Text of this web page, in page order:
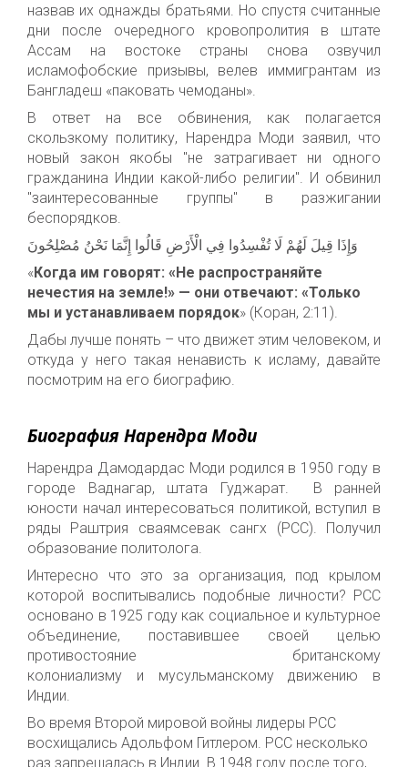
назвав их однажды братьями. Но спустя считанные
дни после очередного кровопролития в штате
Ассам на востоке страны снова озвучил
исламофобские призывы, велев иммигрантам из
Бангладеш «паковать чемоданы».
В ответ на все обвинения, как полагается
скользкому политику, Нарендра Моди заявил, что
новый закон якобы "не затрагивает ни одного
гражданина Индии какой-либо религии". И обвинил
"заинтересованные группы" в разжигании
беспорядков.
وَإِذَا قِيلَ لَهُمْ لَا تُفْسِدُوا فِي الْأَرْضِ قَالُوا إِنَّمَا نَحْنُ مُصْلِحُونَ
«Когда им говорят: «Не распространяйте
нечестия на земле!» — они отвечают: «Только
мы и устанавливаем порядок» (Коран, 2:11).
Дабы лучше понять – что движет этим человеком, и
откуда у него такая ненависть к исламу, давайте
посмотрим на его биографию.
Биография Нарендра Моди
Нарендра Дамодардас Моди родился в 1950 году в
городе Ваднагар, штата Гуджарат. В ранней
юности начал интересоваться политикой, вступил в
ряды Раштрия сваямсевак сангх (РСС). Получил
образование политолога.
Интересно что это за организация, под крылом
которой воспитывались подобные личности? РСС
основано в 1925 году как социальное и культурное
объединение, поставившее своей целью
противостояние британскому
колониализму и мусульманскому движению в
Индии.
Во время Второй мировой войны лидеры РСС
восхищались Адольфом Гитлером. РСС несколько
раз запрещалась в Индии. В 1948 году после того,